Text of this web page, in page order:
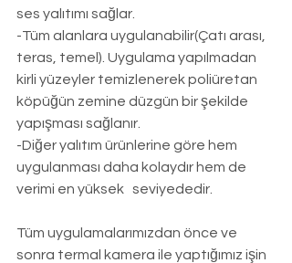
ses yalıtımı sağlar.
-Tüm alanlara uygulanabilir(Çatı arası,
teras, temel). Uygulama yapılmadan
kirli yüzeyler temizlenerek poliüretan
köpüğün zemine düzgün bir şekilde
yapışması sağlanır.
-Diğer yalıtım ürünlerine göre hem
uygulanması daha kolaydır hem de
verimi en yüksek   seviyededir.
Tüm uygulamalarımızdan önce ve
sonra termal kamera ile yaptığımız işin